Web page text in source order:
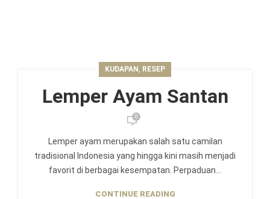
KUDAPAN, RESEP
Lemper Ayam Santan
0
Lemper ayam merupakan salah satu camilan
tradisional Indonesia yang hingga kini masih menjadi
favorit di berbagai kesempatan. Perpaduan...
CONTINUE READING